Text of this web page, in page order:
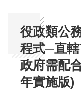
役政類公
程式─直
政府需配
年實施版)